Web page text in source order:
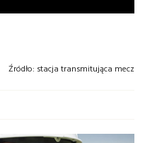
Źródło: stacja transmitująca mecz